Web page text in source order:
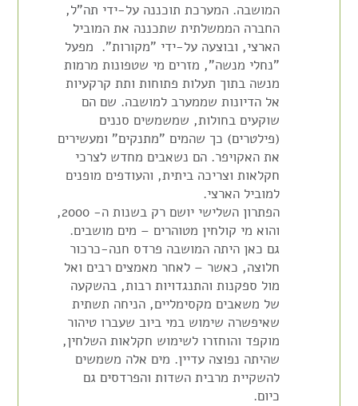
המושבה. המערכת תוכננה על-ידי תה"ל,
החברה הממשלתית שתכננה את המוביל
הארצי, ובוצעה על-ידי "מקורות". מפעל
"נחלי מנשה", מזרים מי שטפונות מרמות
מנשה בתוך תעלות פתוחות ותת קרקעיות
אל הדיונות שממערב למושבה. שם הם
שוקעים בחולות, שמשמשים סננים
(פילטרים) כך שהמים "מתנקים" ומעשירים
אתהאקויפר.הם נשאבים מחדש לצרכי
חקלאות וצריכה ביתית, והעודפים מופנים
למוביל הארצי.
הפתרון השלישי
יושם רק בשנות ה- 2000,
והוא מי קולחין מטוהרים – מים מושבים.
גם כאןהיתה המושבה פרדס חנה-כרכור
חלוצה, כאשר – לאחר מאמצים רבים ואל
מול ספקנות והתנגדויות רבות, בהשקעה
של משאבים מקסימליים, הניחה תשתית
שאיפשרה שימוש במי ביוב שעברו טיהור
מוקפד והוחזרו לשימוש חקלאותהשלחין,
שהיתה נפוצה עדיין. מים אלה משמשים
להשקיית מרבית השדות והפרדסים גם
כיום.